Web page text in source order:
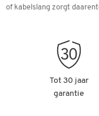
of kabelslang zorgt
Tot 30 jaar
garantie